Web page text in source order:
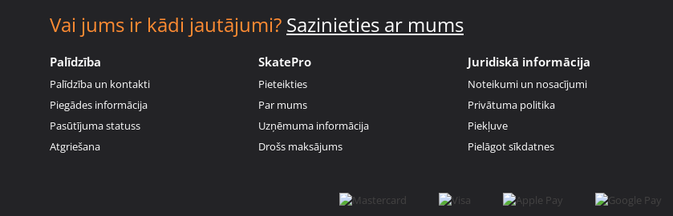
Vai jums ir kādi jautājumi? Sazinieties ar mums
Palīdzība
Palīdzība un kontakti
Piegādes informācija
Pasūtījuma statuss
Atgriešana
SkatePro
Pieteikties
Par mums
Uzņēmuma informācija
Drošs maksājums
Juridiskā informācija
Noteikumi un nosacījumi
Privātuma politika
Piekļuve
Pielāgot sīkdatnes